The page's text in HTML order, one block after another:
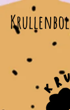
Krullenbol